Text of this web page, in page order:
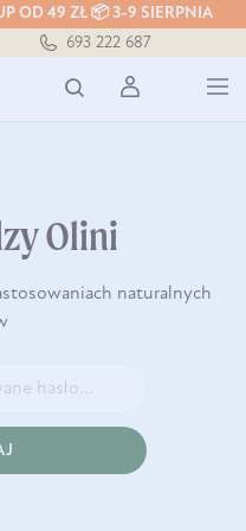
OD 49 ZŁ 📦 3-9 SIERPNIA
693 222 687
Olini
naturalnych